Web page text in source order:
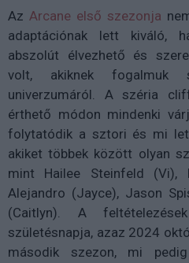
Az Arcane első szezonja
adaptációnak lett kiváló,
abszolút élvezhető és
volt, akiknek
univerzumáról. A széria
érthető módon mindenki
folytatódik a sztori és mi
akiket többek között olyan
mint Hailee Steinfeld (Vi),
Alejandro (Jayce), Jason
(Caitlyn). A
születésnapja, azaz 2024
második szezon, mi